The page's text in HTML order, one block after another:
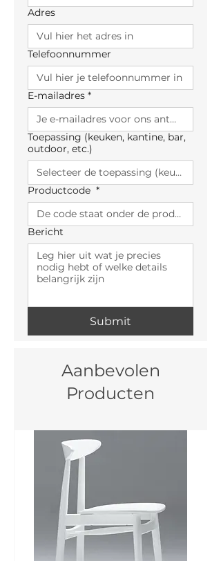
Adres
Telefoonnummer
E-mailadres *
Toepassing (keuken, kantine, bar,
outdoor, etc.)
Productcode *
Bericht
Submit
Aanbevolen
Producten